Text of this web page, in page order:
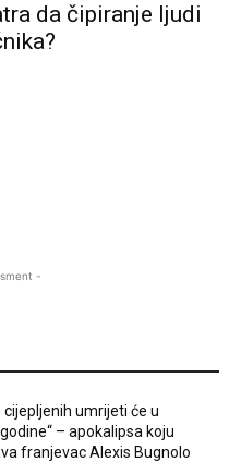
da čipiranje ljudi
-
cijepljenih umrijeti će u
– apokalipsa koju
franjevac Alexis Bugnolo